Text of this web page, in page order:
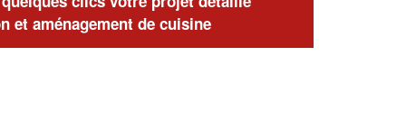
et aménagement de cuisine